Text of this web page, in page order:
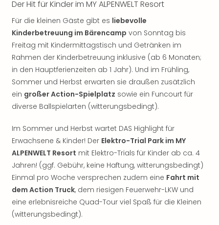
Der Hit für Kinder im MY ALPENWELT Resort
Für die kleinen Gäste gibt es liebevolle
Kinderbetreuung im Bärencamp von Sonntag bis
Freitag mit Kindermittagstisch und Getränken im
Rahmen der Kinderbetreuung inklusive (ab 6 Monaten;
in den Hauptferienzeiten ab 1 Jahr). Und im Frühling,
Sommer und Herbst erwarten sie draußen zusätzlich
ein großer Action-Spielplatz sowie ein Funcourt für
diverse Ballspielarten (witterungsbedingt).
Im Sommer und Herbst wartet DAS Highlight für
Erwachsene & Kinder! Der Elektro-Trial Park im MY
ALPENWELT Resort mit Elektro-Trials für Kinder ab ca. 4
Jahren! (ggf. Gebühr, keine Haftung, witterungsbedingt)
Einmal pro Woche versprechen zudem eine Fahrt mit
dem Action Truck, dem riesigen Feuerwehr-LKW und
eine erlebnisreiche Quad-Tour viel Spaß für die Kleinen
(witterungsbedingt).